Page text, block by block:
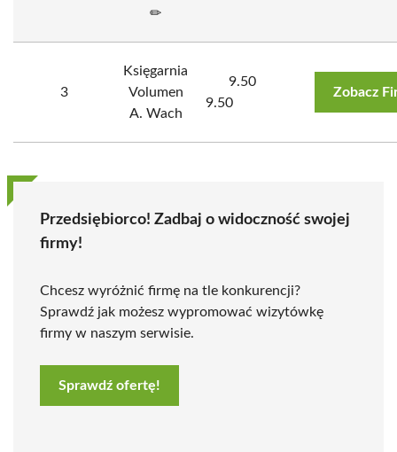
✏
3
Księgarnia
Volumen
A. Wach
9.50
9.50
Zobacz
Przedsiębiorco! Zadbaj o widoczność swojej
firmy!
Chcesz wyróżnić firmę na tle konkurencji?
Sprawdź jak możesz wypromować wizytówkę
firmy w naszym serwisie.
Sprawdź ofertę!